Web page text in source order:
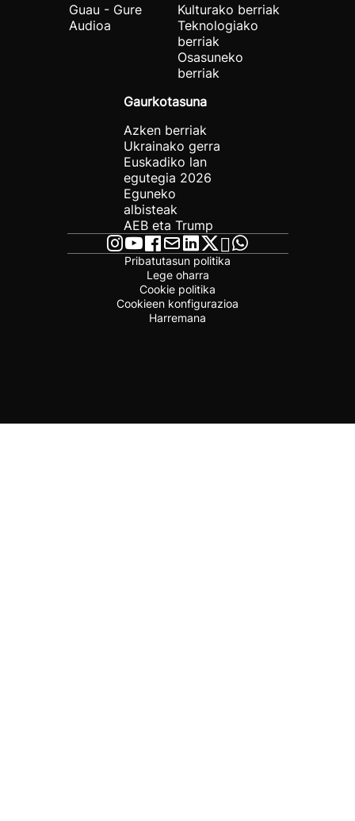
Guau - Gure
Audioa
Kulturako berriak
Teknologiako
berriak
Osasuneko
berriak
Gaurkotasuna
Azken berriak
Ukrainako gerra
Euskadiko lan
egutegia 2026
Eguneko
albisteak
AEB eta Trump
Pribatutasun politika
Lege oharra
Cookie politika
Cookieen konfigurazioa
Harremana